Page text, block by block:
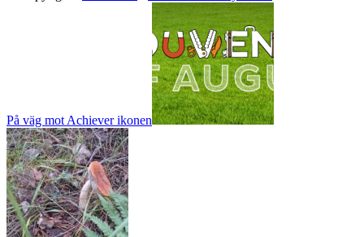
På väg mot Achiever ikonen